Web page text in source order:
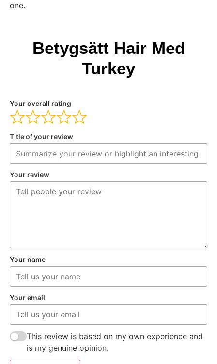
one.
Betygsätt Hair Med
Turkey
Your overall rating
Title of your review
Your review
Your name
Your email
This review is based on my own experience and
is my genuine opinion.